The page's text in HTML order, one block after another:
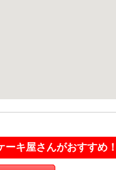
ーキ屋さんがおすすめ